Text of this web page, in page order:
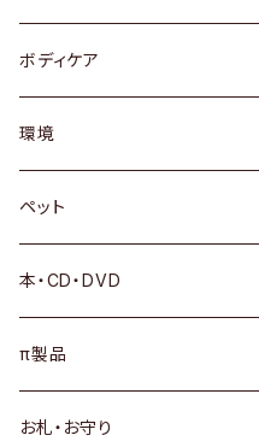
ボディケア
環境
ペット
本・CD・DVD
π製品
サプリメント
お札・お守り